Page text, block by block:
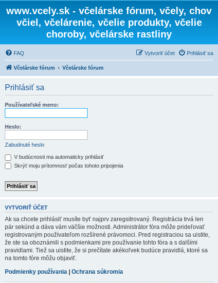
www.vcely.sk - včelárske fórum, včely, chov
včiel, včelárenie, včelie produkty, včelie
choroby, včelárske rastliny
FAQ Prihlásiť sa
Vytvoriť účet
Včelárske fórum Včelárske fórum
Prihlásiť sa
Používateľské meno:
Heslo:
Zabudnuté heslo
V budúcnosti ma automaticky prihlásiť
Skrýť moju prítomnosť počas tohoto pripojenia
VYTVORIŤ ÚČET
Ak sa chcete prihlásiť musíte byť najprv zaregsitrovaný. Registrácia trvá len
pár sekúnd a dáva vám väčšie možnosti. Administrátor fóra môže prideľovať
registrovaným používateľom rozšírené právomoci. Pred registraciou sa uistite,
že ste sa oboznámili s podmienkami pre používanie tohto fóra a s dalšími
pravidlami. Tiež sa uistite, že si prečítate akékoľvek budúce pravidlá, ktoré sa
na tomto fóre môžu objaviť.
Podmienky používania | Ochrana súkromia